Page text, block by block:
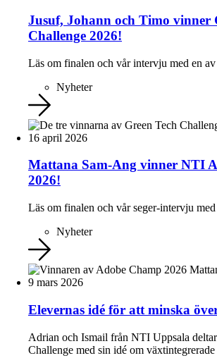
Jusuf, Johann och Timo vinner
Challenge 2026!
Läs om finalen och vår intervju med en
Nyheter
16 april 2026
Mattana Sam-Ang vinner NTI
2026!
Läs om finalen och vår seger-intervju
Nyheter
9 mars 2026
Elevernas idé för att minska
Adrian och Ismail från NTI Uppsala
Challenge med sin idé om växtintegrerade